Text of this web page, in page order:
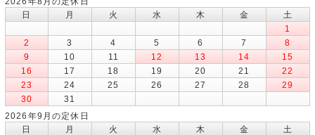
日
月 火 水 木 金
土
1
2
3 4 5 6 7
8
9
10 11 12 13 14
15
16
17 18 19 20 21
22
23
24 25 26 27 28
29
30
31
2026年9月の定休日
日
月 火 水 木 金
土